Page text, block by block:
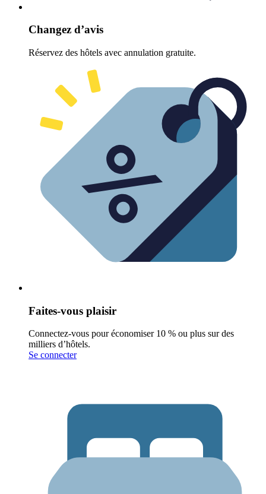
Changez d’avis
Réservez des hôtels avec annulation gratuite.
Faites-vous plaisir
Connectez-vous pour économiser 10 % ou plus sur des
milliers d’hôtels.
Se connecter